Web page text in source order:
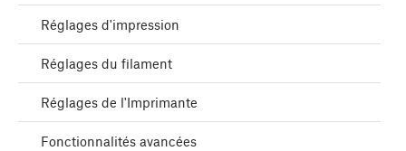
Réglages d'impression
Réglages du filament
Réglages de l'Imprimante
Fonctionnalités avancées